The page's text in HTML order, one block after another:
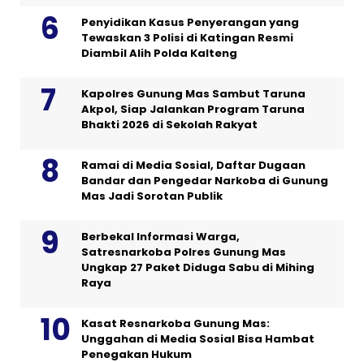
Penyidikan Kasus Penyerangan yang
Tewaskan 3 Polisi di Katingan Resmi
Diambil Alih Polda Kalteng
Kapolres Gunung Mas Sambut Taruna
Akpol, Siap Jalankan Program Taruna
Bhakti 2026 di Sekolah Rakyat
Ramai di Media Sosial, Daftar Dugaan
Bandar dan Pengedar Narkoba di Gunung
Mas Jadi Sorotan Publik
Berbekal Informasi Warga,
Satresnarkoba Polres Gunung Mas
Ungkap 27 Paket Diduga Sabu di Mihing
Raya
Kasat Resnarkoba Gunung Mas:
Unggahan di Media Sosial Bisa Hambat
Penegakan Hukum